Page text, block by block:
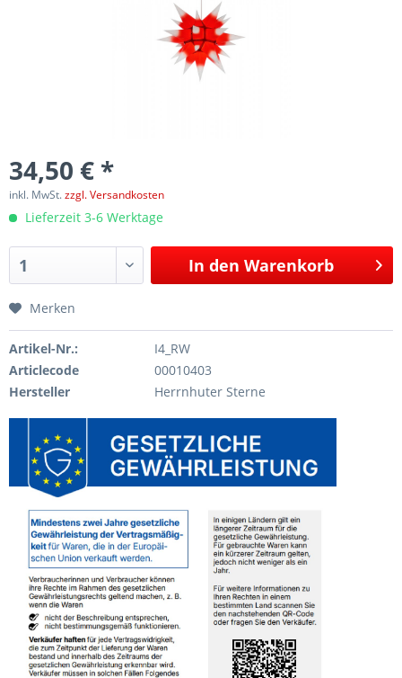
34,50 € *
inkl. MwSt.zzgl. Versandkosten
Lieferzeit 3-6 Werktage
In den Warenkorb
Merken
Artikel-Nr.:
I4_RW
Articlecode
00010403
Hersteller
Herrnhuter Sterne